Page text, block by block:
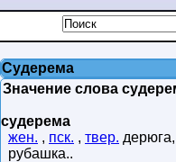
Судерема
Значение слова
судерема
жен. , пск. , твер.
рубашка..